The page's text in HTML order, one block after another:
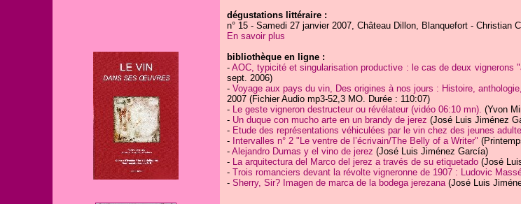
dégustations littéraire :
n° 15 - Samedi 27 janvier 2007, Château Dillon, Blanquefort - Christian
En savoir plus
bibliothèque en ligne :
- AOC, typicité et singularisation productive : le cas de deux vignerons
sept. 2006)
- Voyage aux pays du vin, Des origines à nos jours : Histoire,
2007 (Fichier Audio mp3-52,3 MO. Durée : 110:07)
- Le geste vigneron destructeur ou révélateur (vidéo 06:10 mn). (Yvon
- Un duque con mucho arte en un brandy de jerez (José Luis Jiménez
- Etude des représentations véhiculées par le vin chez des jeunes
- Intervalles n° 2 "Le ventre de l’écrivain/The Belly of a Writer"
- Alejandro Dumas y el vino de jerez (José Luis Jiménez García)
- La arquitectura del Marco del jerez a través de su etiquetado(José
- Trois romanciers devant la révolte vigneronne de 1907 : Ludovic
- Sherry, Sir? Imagen de marca de la bodega jerezana(José Luis